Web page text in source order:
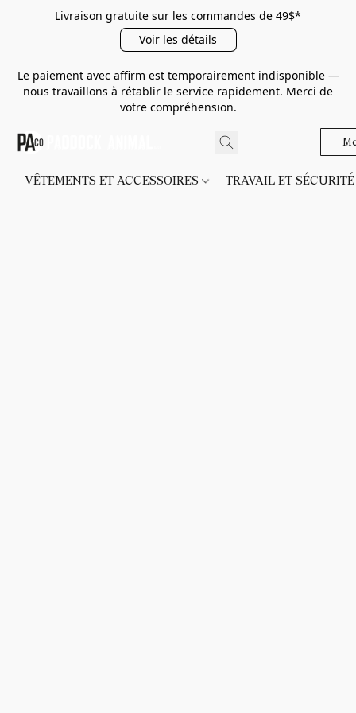
Livraison gratuite sur les commandes de 49$*
Voir les détails
Le paiement avec affirm est temporairement indisponible—
nous travaillons à rétablir le service rapidement. Merci de
votre compréhension.
VÊTEMENTS ET ACCESSOIRES TRAVAIL ET